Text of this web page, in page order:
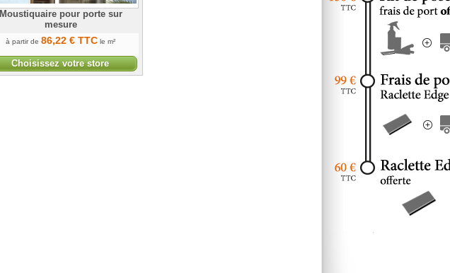
Moustiquaire pour porte sur
mesure
à partir de 86,22 € TTC le m²
Choisissez votre store